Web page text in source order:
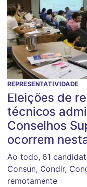
REPRESENTATIVIDADE
Eleições de
técnicos
Conselhos
ocorrem
Ao todo, 61
Consun, Condir,
remotamente